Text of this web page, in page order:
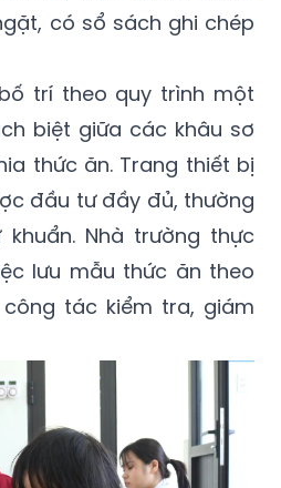
có sổ sách ghi chép
trí theo quy trình một
biệt giữa các khâu sơ
thức ăn. Trang thiết bị
đầu tư đầy đủ, thường
khuẩn. Nhà trường thực
lưu mẫu thức ăn theo
tác kiểm tra, giám